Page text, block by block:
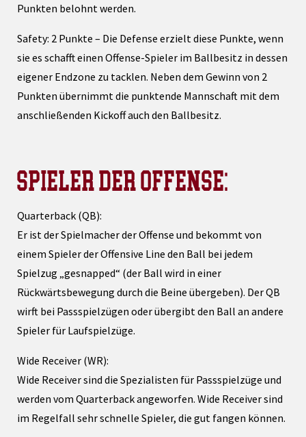
Punkten belohnt werden.
Safety: 2 Punkte – Die Defense erzielt diese Punkte, wenn
sie es schafft einen Offense-Spieler im Ballbesitz in dessen
eigener Endzone zu tacklen. Neben dem Gewinn von 2
Punkten übernimmt die punktende Mannschaft mit dem
anschließenden Kickoff auch den Ballbesitz.
SPIELER DER OFFENSE:
Quarterback (QB):
Er ist der Spielmacher der Offense und bekommt von
einem Spieler der Offensive Line den Ball bei jedem
Spielzug „gesnapped“ (der Ball wird in einer
Rückwärtsbewegung durch die Beine übergeben). Der QB
wirft bei Passspielzügen oder übergibt den Ball an andere
Spieler für Laufspielzüge.
Wide Receiver (WR):
Wide Receiver sind die Spezialisten für Passspielzüge und
werden vom Quarterback angeworfen. Wide Receiver sind
im Regelfall sehr schnelle Spieler, die gut fangen können.